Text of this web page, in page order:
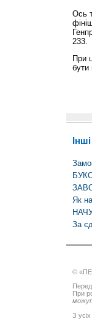
Ось
233.
При
бути
Як
За
©
При
З